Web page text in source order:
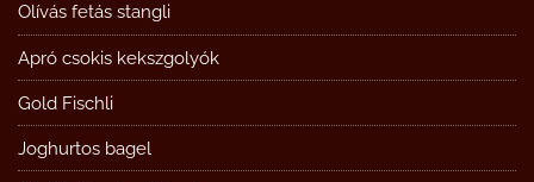
Olívás fetás stangli
Apró csokis kekszgolyók
Gold Fischli
Joghurtos bagel